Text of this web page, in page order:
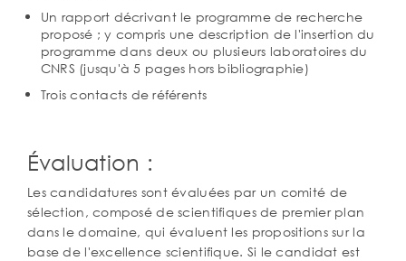
Un rapport décrivant le programme de recherche
proposé ; y compris une description de l'insertion du
programme dans deux ou plusieurs laboratoires du
CNRS (jusqu'à 5 pages hors bibliographie)
Trois contacts de référents
Évaluation :
Les candidatures sont évaluées par un comité de
sélection, composé de scientifiques de premier plan
dans le domaine, qui évaluent les propositions sur la
base de l'excellence scientifique. Si le candidat est